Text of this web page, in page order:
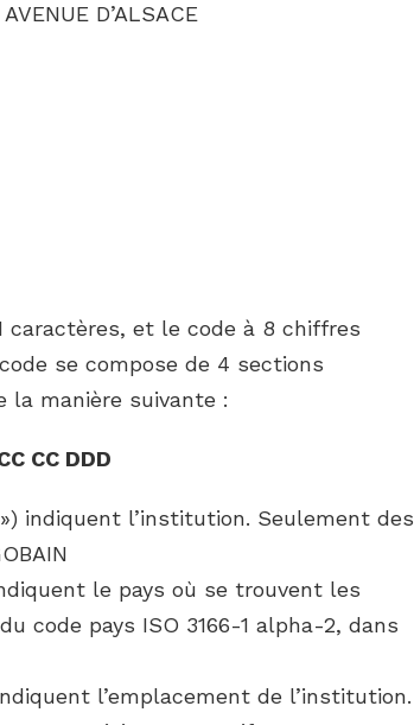
D’ALSACE
caractères, et le code à 8 chiffres
se compose de 4 sections
la manière suivante :
CC DDD
indiquent l’institution. Seulement des
le pays où se trouvent les
code pays ISO 3166-1 alpha-2, dans
l’emplacement de l’institution.